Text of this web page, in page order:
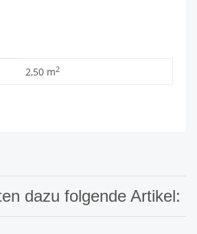
2,50 m2
dazu folgende Artikel: